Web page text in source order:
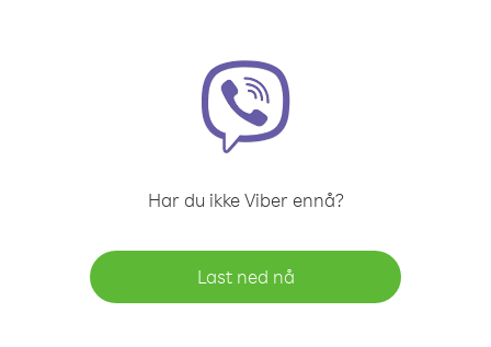
Har du ikke Viber ennå?
Last ned nå